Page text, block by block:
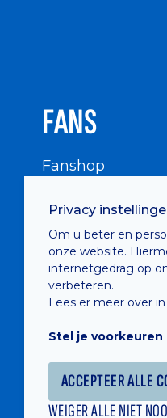
Privacy
Om u beter en
onze website.
internetgedrag op
verbeteren.
Lees er meer over
Stel je voorkeuren
ACCEPTEER ALLE
WEIGER ALLE NIET
FANS
Fanshop
Supportersraad
Buffalo Kids Club
Supportersclubs
Fotoalbums